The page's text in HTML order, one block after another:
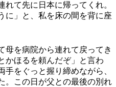
て先に日本に帰ってくれ。
に」と、私を床の間を背に座
母を病院から連れて戻ってき
かほるを頼んだぞ」と言わ
をぐっと握り締めながら、
。この日が父との最後の別れ